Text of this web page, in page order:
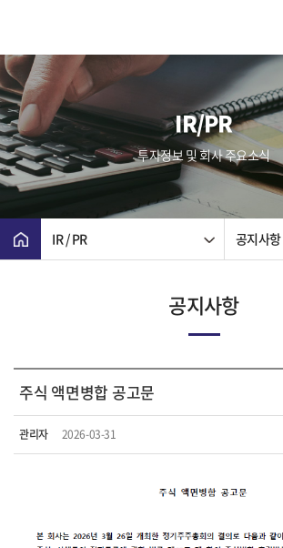
IR/PR
투자정보 및 회사 주요소식
IR / PR 공지사항
공지사항
주식 액면병합 공고문
관리자 2026-03-31